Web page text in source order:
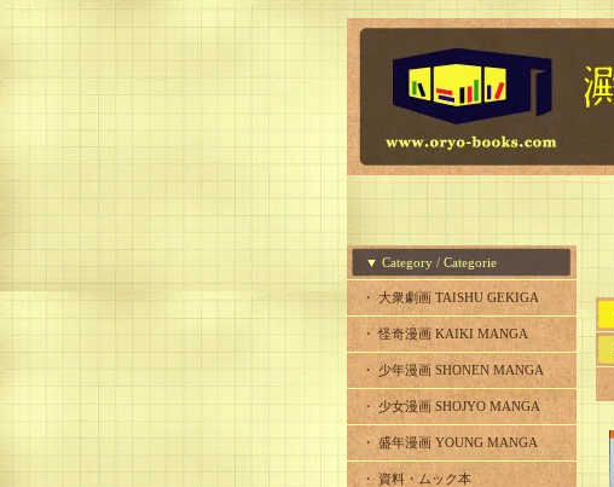
▼ Category / Categorie
・ 大衆劇画 TAISHU GEKIGA
・ 怪奇漫画 KAIKI MANGA
・ 少年漫画 SHONEN MANGA
・ 少女漫画 SHOJYO MANGA
・ 盛年漫画 YOUNG MANGA
・ 資料・ムック本